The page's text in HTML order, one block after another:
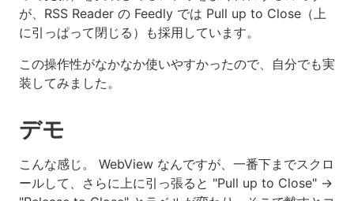
が、RSS Reader の Feedly では Pull up to Close（上
に引っぱって閉じる）も採用しています。
この操作性がなかなか使いやすかったので、自分でも実
装してみました。
デモ
こんな感じ。 WebView なんですが、一番下までスクロ
ールして、さらに上に引っ張ると "Pull up to Close" →